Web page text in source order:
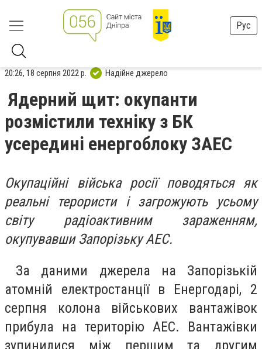
Рус
20:26, 18 серпня 2022 р. Надійне джерело
Ядерний щит: окупанти
розмістили техніку з БК
усередині енергоблоку ЗАЕС
Окупаційні війська росії поводяться як
реальні терористи і загрожують усьому
світу радіоактивним зараженням,
окупувавши Запорізьку АЕС.
За даними джерела на Запорізькій
атомній електростанції в Енергодарі, 2
серпня колона військових вантажівок
прибула на територію АЕС. Вантажівки
зупинилися між першим та другим